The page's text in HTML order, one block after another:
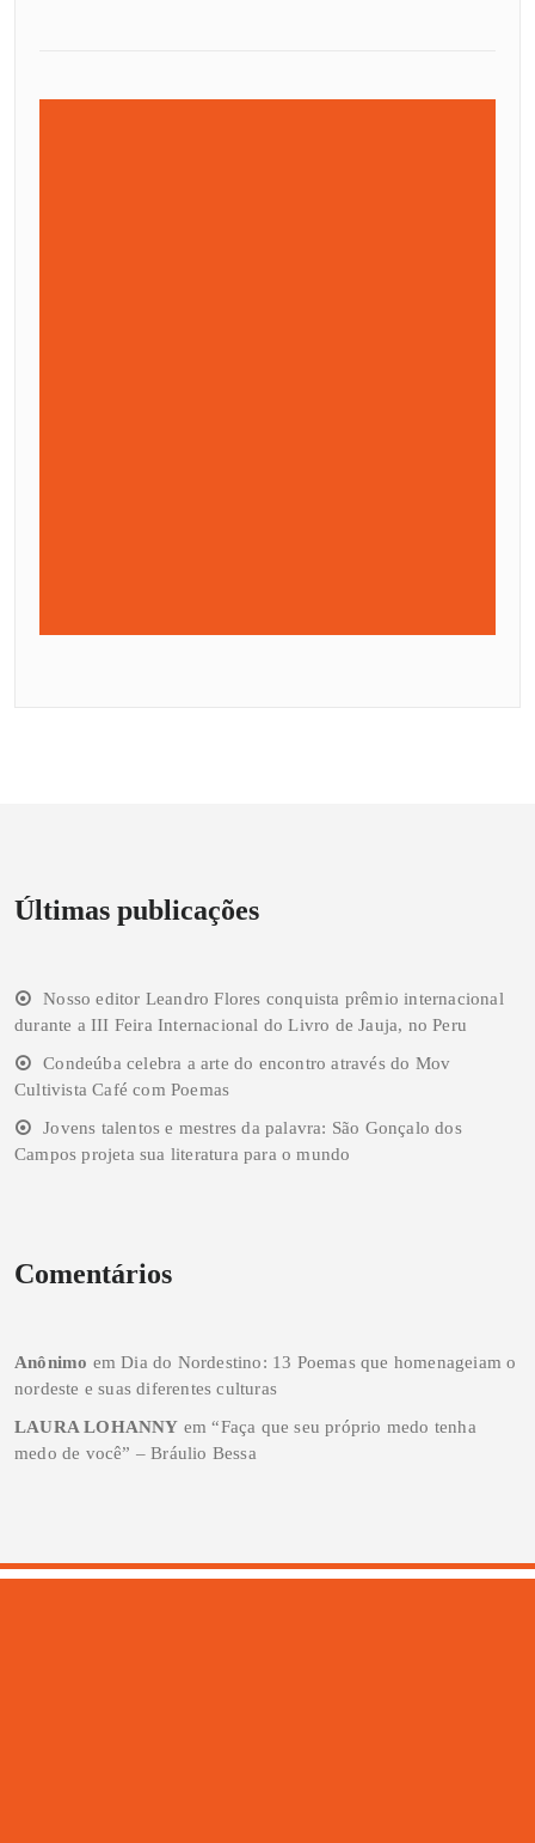
Últimas publicações
Nosso editor Leandro Flores conquista prêmio internacional
durante a III Feira Internacional do Livro de Jauja, no Peru
Condeúba celebra a arte do encontro através do Mov
Cultivista Café com Poemas
Jovens talentos e mestres da palavra: São Gonçalo dos
Campos projeta sua literatura para o mundo
Comentários
Anônimo emDia do Nordestino: 13 Poemas que homenageiam o
nordeste e suas diferentes culturas
LAURA LOHANNY em“Faça que seu próprio medo tenha
medo de você” – Bráulio Bessa